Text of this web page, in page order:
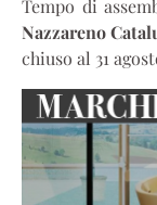
Tempo di
Nazzareno
chiuso al 31